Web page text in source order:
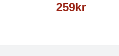
259kr